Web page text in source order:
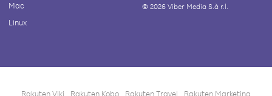
Mac
Linux
© 2026Viber Media S.à r.l.
Rakuten Viki Rakuten Kobo Rakuten Travel Rakuten Marketing